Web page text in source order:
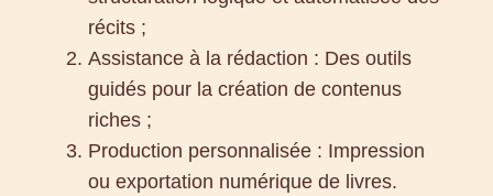
récits ;
Assistance à la rédaction : Des outils
guidés pour la création de contenus
riches ;
Production personnalisée : Impression
ou exportation numérique de livres.